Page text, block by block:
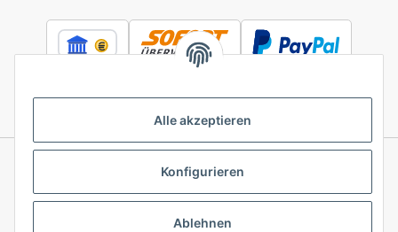
Alle akzeptieren
Konfigurieren
Ablehnen
Informationen